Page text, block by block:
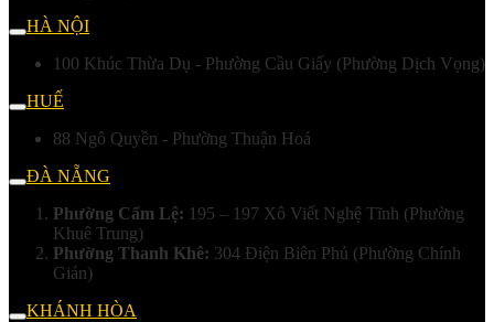
HÀ NỘI
100 Khúc Thừa Dụ - Phường Cầu Giấy (Phường Dịch Vọng)
HUẾ
88 Ngô Quyền - Phường Thuận Hoá
ĐÀ NẴNG
Phường Cẩm Lệ: 195 – 197 Xô Viết Nghệ Tĩnh (Phường
Khuê Trung)
Phường Thanh Khê: 304 Điện Biên Phủ (Phường Chính
Gián)
KHÁNH HÒA